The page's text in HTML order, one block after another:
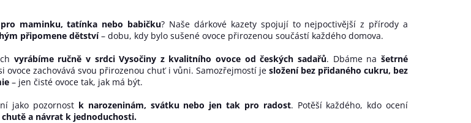
maminku, tatínka nebo babičku? Naše dárkové kazety spojují to nejpoctivější z přírody a
připomene dětství– dobu, kdy bylo sušené ovoce přirozenou součástí každého domova.
vyrábíme ručně v srdci Vysočiny z kvalitního ovoce od českých sadařů. Dbáme našetrné
ovoce zachovává svou přirozenou chuť i vůni. Samozřejmostí je složení bez přidaného cukru, bez
– jen čisté ovoce tak, jak má být.
jako pozornost k narozeninám, svátku nebo jen tak pro radost. Potěší každého, kdo ocení
a návrat k jednoduchosti.